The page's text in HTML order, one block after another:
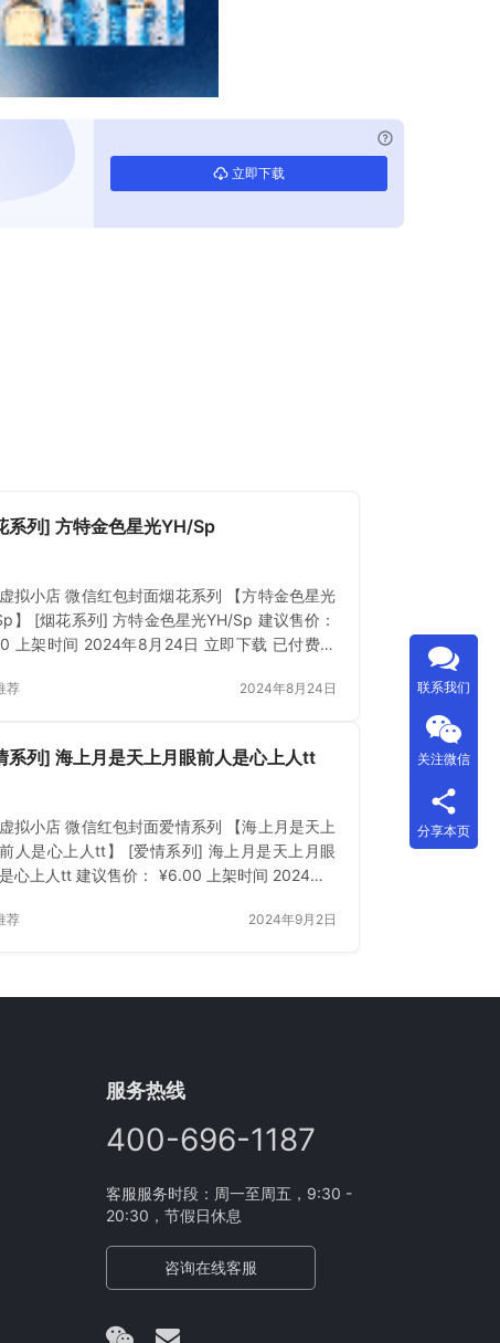
立即下载
系列] 方特金色星光YH/Sp
拟小店 微信红包封面烟花系列 【方特金色星光
】 [烟花系列] 方特金色星光YH/Sp 建议售价：
上架时间 2024年8月24日 立即下载 已付费？
荐 2024年8月24日
系列] 海上月是天上月眼前人是心上人tt
拟小店 微信红包封面爱情系列 【海上月是天上
人是心上人tt】 [爱情系列] 海上月是天上月眼
心上人tt 建议售价： ¥6.00 上架时间 2024年9
荐 2024年9月2日
服务热线
400-696-1187
客服服务时段：周一至周五，9:30 -
20:30，节假日休息
咨询在线客服
联系我们
关注微信
分享本页